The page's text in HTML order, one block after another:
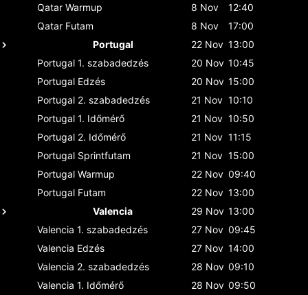
Qatar Warmup 8 Nov
12:40
Qatar Futam 8 Nov
17:00
Portugal
22 Nov 13:00
Portugal 1. szabadedzés 20 Nov 10:45
Portugal Edzés 20 Nov 15:00
Portugal 2. szabadedzés 21 Nov 10:10
Portugal 1. Időmérő 21 Nov 10:50
Portugal 2. Időmérő 21 Nov 11:15
Portugal Sprintfutam 21 Nov 15:00
Portugal Warmup 22 Nov 09:40
Portugal Futam 22 Nov 13:00
Valencia
29 Nov 13:00
Valencia 1. szabadedzés 27 Nov 09:45
Valencia Edzés 27 Nov 14:00
Valencia 2. szabadedzés 28 Nov 09:10
Valencia 1. Időmérő 28 Nov 09:50